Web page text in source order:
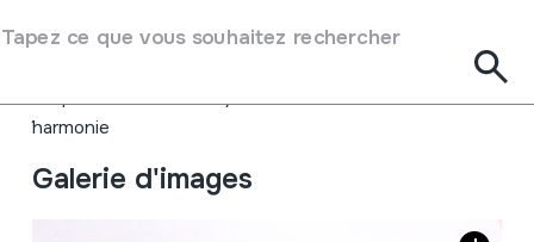
Tapez ce que vous souhaitez rechercher
Auteur
Ez dakigu.
Idiophones->Pointillé / flexible->Avec table d
´harmonie
Galerie d'images